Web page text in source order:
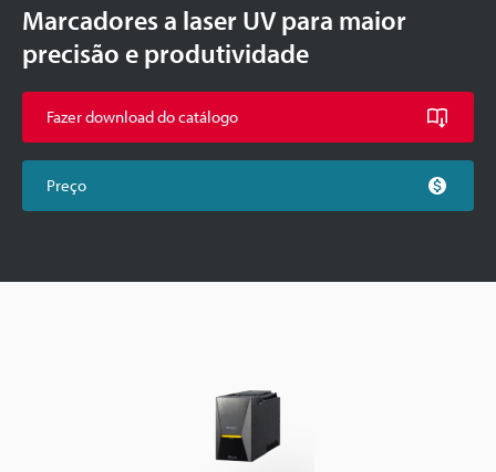
Marcadores a laser UV para maior
precisão e produtividade
Fazer download do catálogo
Preço